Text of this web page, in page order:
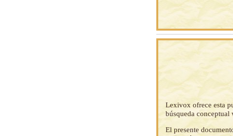
Lexivox ofrece esta
búsqueda conceptual
El presente